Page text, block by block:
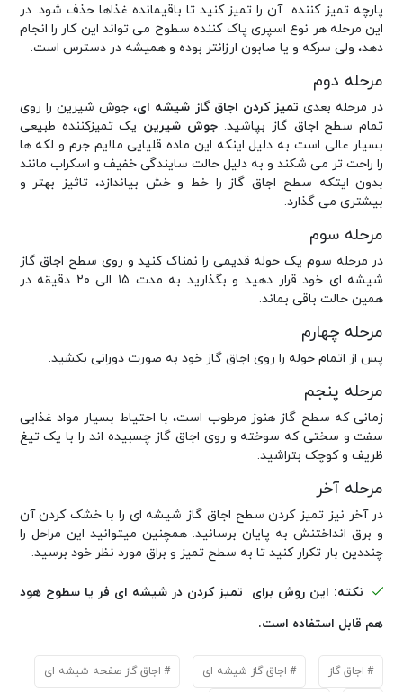
پارچه تمیز کننده آن را تمیز کنید تا باقیمانده غذاها حذف شود. در
این مرحله هر نوع اسپری پاک کننده سطوح می تواند این کار را انجام
دهد، ولی سرکه و یا صابون ارزانتر بوده و همیشه در دسترس است.
مرحله دوم
در مرحله بعدیتمیز کردن اجاق گاز شیشه ای، جوش شیرین را روی
تمام سطح اجاق گاز بپاشید. جوش شیرین یک تمیزکننده طبیعی
بسیار عالی است به دلیل اینکه این ماده قلیایی ملایم جرم و لکه ها
را راحت تر می شکند و به دلیل حالت سایندگی خفیف و اسکراب مانند
بدون ایتکه سطح اجاق گاز را خط و خش بیاندازد، تاثیز بهتر و
بیشتری می گذارد.
مرحله سوم
در مرحله سوم یک حوله قدیمی را نمناک کنید و روی سطح اجاق گاز
شیشه ای خود قرار دهید و بگذارید به مدت ۱۵ الی ۲۰ دقیقه در
همین حالت باقی بماند.
مرحله چهارم
پس از اتمام حوله را روی اجاق گاز خود به صورت دورانی بکشید.
مرحله پنجم
زمانی که سطح گاز هنوز مرطوب است، با احتیاط بسیار مواد غذایی
سفت و سختی که سوخته و روی اجاق گاز چسبیده اند را با یک تیغ
ظریف و کوچک بتراشید.
مرحله آخر
در آخر نیز تمیز کردن سطح اجاق گاز شیشه ای را با خشک کردن آن
و برق انداختنش به پایان برسانید. همچنین میتوانید این مراحل را
چنددین بار تکرار کنید تا به سطح تمیز و براق مورد نظر خود برسید.
نکته: این روش برای تمیز کردن در شیشه ای فر یا سطوح هود
هم قابل استفاده است.
اجاق گاز اجاق گاز شیشه ای اجاق گاز صفحه شیشه ای